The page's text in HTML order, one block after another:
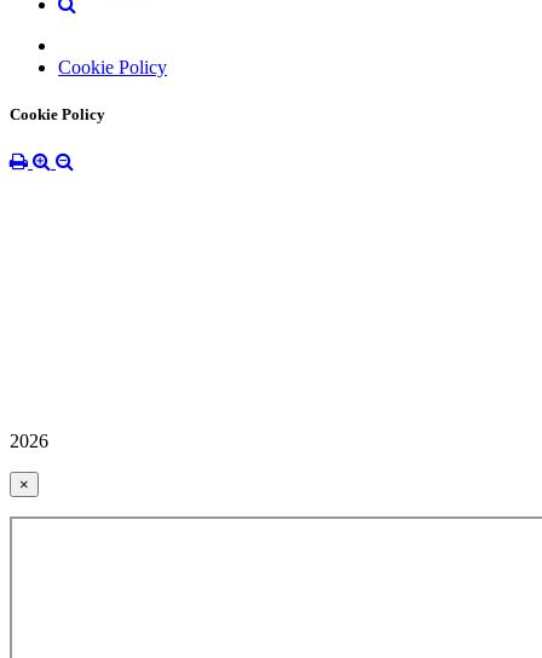
Cookie Policy
Cookie Policy
2026
×